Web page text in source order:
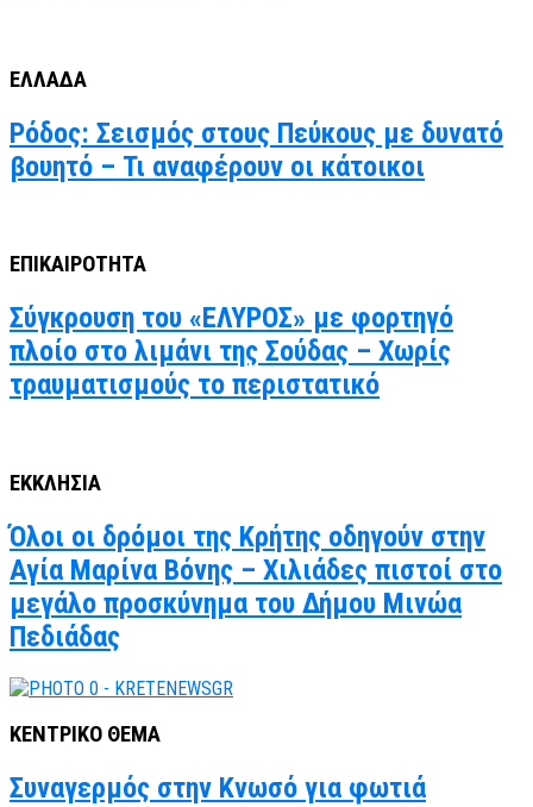
ΕΛΛΑΔΑ
Ρόδος: Σεισμός στους Πεύκους με δυνατό
βουητό – Τι αναφέρουν οι κάτοικοι
ΕΠΙΚΑΙΡΟΤΗΤΑ
Σύγκρουση του «ΕΛΥΡΟΣ» με φορτηγό
πλοίο στο λιμάνι της Σούδας – Χωρίς
τραυματισμούς το περιστατικό
ΕΚΚΛΗΣΙΑ
Όλοι οι δρόμοι της Κρήτης οδηγούν στην
Αγία Μαρίνα Βόνης – Χιλιάδες πιστοί στο
μεγάλο προσκύνημα του Δήμου Μινώα
Πεδιάδας
ΚΕΝΤΡΙΚΟ ΘΕΜΑ
Συναγερμός στην Κνωσό για φωτιά